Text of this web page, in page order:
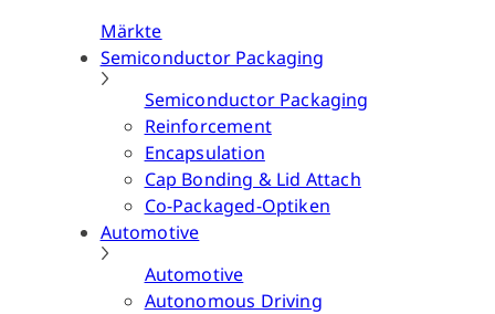
Märkte
Semiconductor Packaging
Semiconductor Packaging
Reinforcement
Encapsulation
Cap Bonding & Lid Attach
Co-Packaged-Optiken
Automotive
Automotive
Autonomous Driving